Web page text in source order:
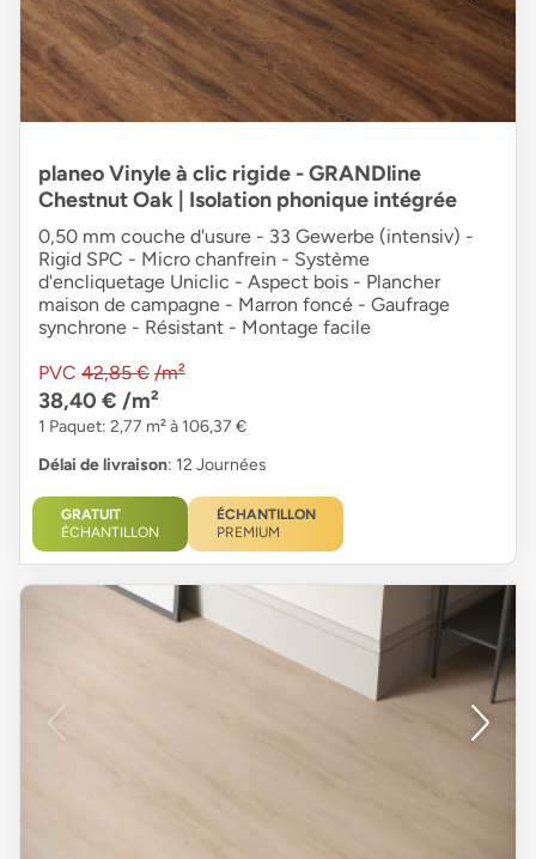
planeo Vinyle à clic rigide - GRANDline
Chestnut Oak | Isolation phonique intégrée
0,50 mm couche d'usure - 33 Gewerbe (intensiv) -
Rigid SPC - Micro chanfrein - Système
d'encliquetage Uniclic - Aspect bois - Plancher
maison de campagne - Marron foncé - Gaufrage
synchrone - Résistant - Montage facile
PVC 42,85 € /m²
38,40 € /m²
1 Paquet: 2,77 m² à 106,37 €
Délai de livraison: 12 Journées
GRATUIT
ÉCHANTILLON
ÉCHANTILLON
PREMIUM